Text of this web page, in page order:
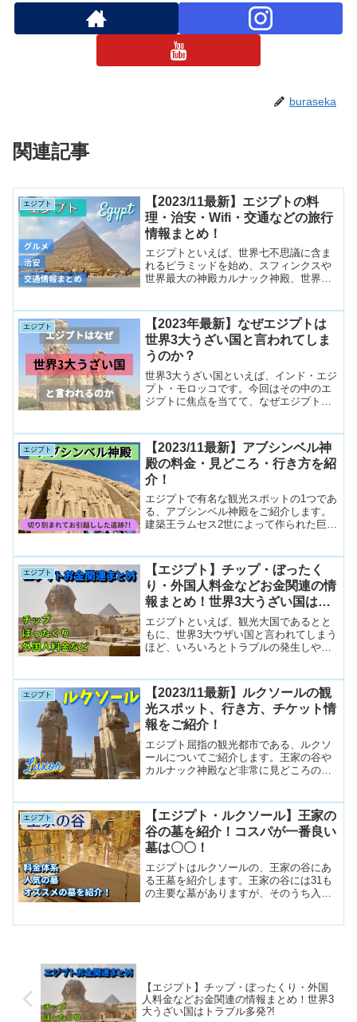
buraseka
関連記事
エジプト
【2023/11最新】エジプトの料
理・治安・Wifi・交通などの旅行
情報まとめ！
エジプトといえば、世界七不思議に含ま
れるピラミッドを始め、スフィンクスや
世界最大の神殿カルナック神殿、世界遺
す。今回はそんなエジプトの旅行に必要
な情報を総まとめしました。
エジプト
【2023年最新】なぜエジプトは
世界3大うざい国と言われてしま
うのか？
世界3大うざい国といえば、インド・エジ
プト・モロッコです。今回はその中のエ
ジプトに焦点を当てて、なぜエジプトは
いきたいと思います。
エジプト
【2023/11最新】アブシンベル神
殿の料金・見どころ・行き方を紹
介！
エジプトで有名な観光スポットの1つであ
る、アブシンベル神殿をご紹介します。
建築王ラムセス2世によって作られた巨大
です。そんなアブシンベル神殿の歴史や
見どころ、そして実際の行き方や料金ま
で、しっかりご紹介します。
エジプト
【エジプト】チップ・ぼったく
り・外国人料金などお金関連の情
報まとめ！世界3大うざい国はト
ラブル多発?!
エジプトといえば、観光大国であるとと
もに、世界3大ウザい国と言われてしまう
ほど、いろいろとトラブルの発生しやす
たので、エジプトでのお金関連情報をま
とめてご紹介します。
エジプト
【2023/11最新】ルクソールの観
光スポット、行き方、チケット情
報をご紹介！
エジプト屈指の観光都市である、ルクソ
ールについてご紹介します。王家の谷や
カルナック神殿など非常に見どころの多
部分があります。そういった交通情報を
はじめとして、観光スポットへのアクセ
ス、料金、見どころなどをまとめていま
す。
エジプト
【エジプト・ルクソール】王家の
谷の墓を紹介！コスパが一番良い
墓は〇〇！
エジプトはルクソールの、王家の谷にあ
る王墓を紹介します。王家の谷には31も
の主要な墓がありますが、そのうち入れ
【エジプト】チップ・ぼったくり・外国
人料金などお金関連の情報まとめ！世界3
大うざい国はトラブル多発?!